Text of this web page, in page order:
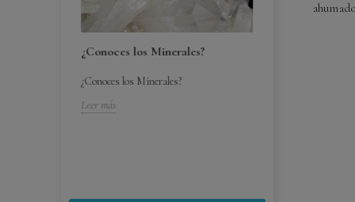
¿Conoces los Minerales?
¿Conoces los Minerales?
Leer más